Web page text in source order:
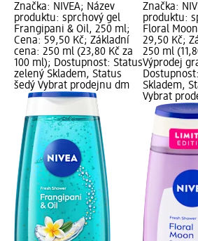
Značka: NIVEA; Název
produktu: sprchový gel
Frangipani & Oil, 250 ml;
Cena: 59,50 Kč; Základní
cena: 250 ml (23,80 Kč za
100 ml); Dostupnost: Status
zelený Skladem, Status
šedý Vybrat prodejnu dm
Značka:
produktu:
Floral
29,50 Kč;
250 ml
Výprodej
Skladem,
Vybrat